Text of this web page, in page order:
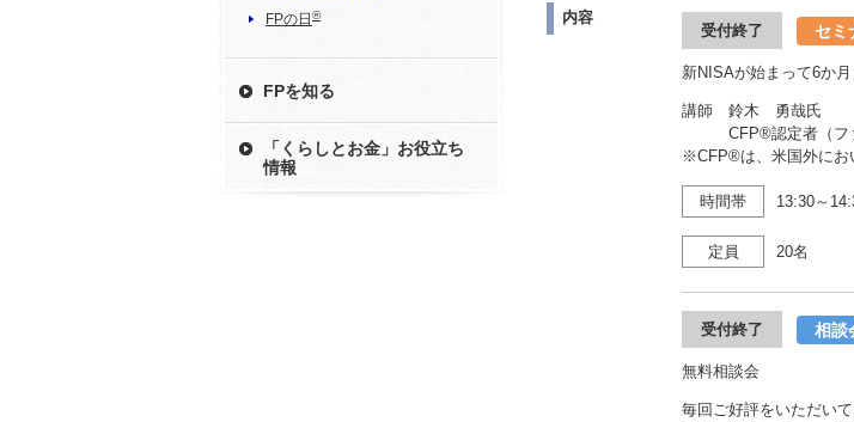
FPの日 ®
FPを知る
「くらしとお金」お役立ち
情報
内容
受付終了 セミ
新NISAが始まって6か
講師 鈴木 勇哉氏
CFP®認定者（ファ
※CFP®は、米国外にお
時間帯 13:30～
定員 20名
受付終了 相談
無料相談会
毎回ご好評をいただい